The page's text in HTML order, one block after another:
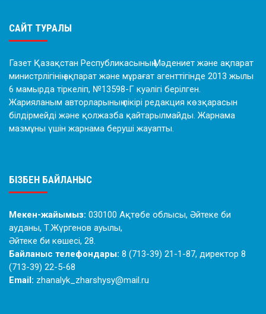
САЙТ ТУРАЛЫ
Газет Қазақстан Республикасының Мәдениет және ақпарат
министрлігінің ақпарат және мұрағат агенттігінде 2013 жылы
6 мамырда тіркеліп, №13598-Г куәлігі берілген.
Жарияланым авторларының пікірі редакция көзқарасын
білдірмейді және қолжазба қайтарылмайды. Жарнама
мазмұны үшін жарнама беруші жауапты.
БІЗБЕН БАЙЛАНЫС
Мекен-жайымыз: 030100 Ақтөбе облысы, Әйтеке би
ауданы, Т.Жүргенов ауылы,
Әйтеке би көшесі, 28.
Байланыс телефондары: 8 (713-39) 21-1-87, директор 8
(713-39) 22-5-68
Email: zhanalyk_zharshysy@mail.ru